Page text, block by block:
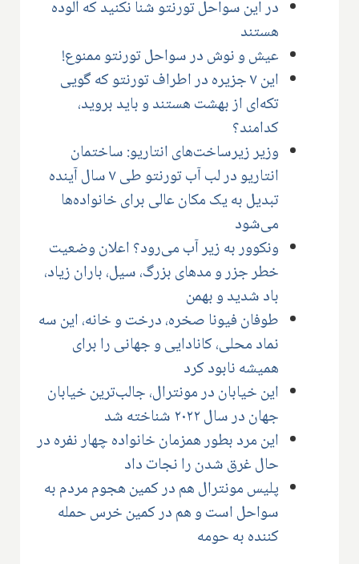
در این سواحل تورنتو شنا نکنید که آلوده
هستند
عیش و نوش در سواحل تورنتو ممنوع!
این ۷ جزیره در اطراف تورنتو که گویی
تکه‌ای از بهشت هستند و باید بروید،
کدامند؟
وزیر زیرساخت‌های انتاریو: ساختمان
انتاریو در لب آب تورنتو طی ۷ سال آینده
تبدیل به یک مکان عالی برای خانواده‌ها
می‌شود
ونکوور به زیر آب می‌رود؟ اعلان وضعیت
خطر جزر و مدهای بزرگ، سیل، باران زیاد،
باد شدید و بهمن
طوفان فیونا صخره، درخت و خانه، این سه
نماد محلی، کانادایی و جهانی را برای
همیشه نابود کرد
این خیابان در مونترال، جالب‌ترین خیابان
جهان در سال ۲۰۲۲ شناخته شد
این مرد بطور همزمان خانواده چهار نفره در
حال غرق شدن را نجات داد
پلیس مونترال هم در کمین هجوم مردم به
سواحل است و هم در کمین خرس حمله
کننده به حومه